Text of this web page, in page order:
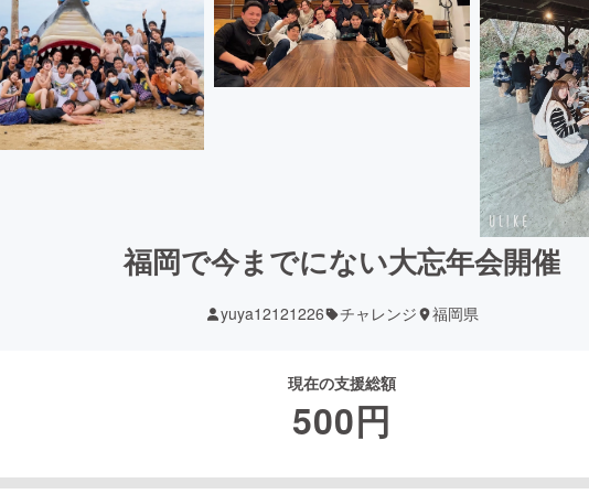
福岡で今までにない大忘年会開催
yuya12121226 チャレンジ 福岡県
現在の支援総額
500円